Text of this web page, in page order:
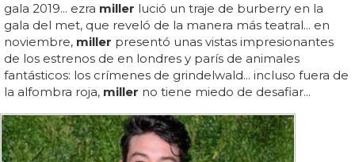
gala 2019... ezra miller lució un traje de burberry en la
gala del met, que reveló de la manera más teatral... en
noviembre, miller presentó unas vistas impresionantes
de los estrenos de en londres y parís de animales
fantásticos: los crímenes de grindelwald... incluso fuera de
la alfombra roja, miller no tiene miedo de desafiar...